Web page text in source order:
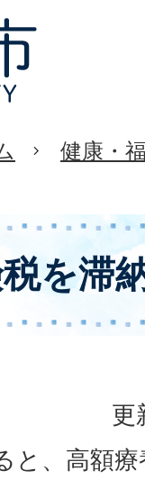
健康・
を滞
更
と、高額